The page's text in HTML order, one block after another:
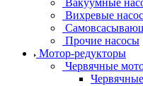
Вакуумные
Вихревые
Прочие насосы
Мотор-редукторы
Червячные